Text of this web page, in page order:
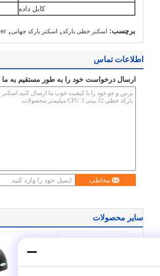
کابل داده
برچسب: اسکنر خطی بارکد, اسکنر بارکد جهانی,
اطلاعات تماس
ارسال درخواست خود را به طور مستقیم به ما
مخاطب
سایر محصولات